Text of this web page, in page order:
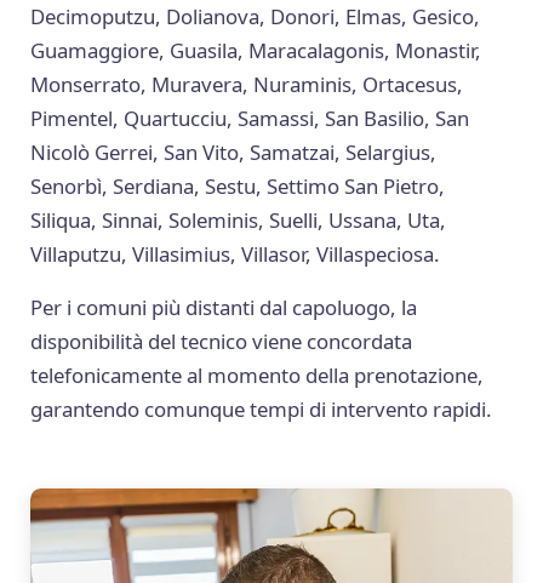
Decimoputzu, Dolianova, Donori, Elmas, Gesico,
Guamaggiore, Guasila, Maracalagonis, Monastir,
Monserrato, Muravera, Nuraminis, Ortacesus,
Pimentel, Quartucciu, Samassi, San Basilio, San
Nicolò Gerrei, San Vito, Samatzai, Selargius,
Senorbì, Serdiana, Sestu, Settimo San Pietro,
Siliqua, Sinnai, Soleminis, Suelli, Ussana, Uta,
Villaputzu, Villasimius, Villasor, Villaspeciosa.
Per i comuni più distanti dal capoluogo, la
disponibilità del tecnico viene concordata
telefonicamente al momento della prenotazione,
garantendo comunque tempi di intervento rapidi.